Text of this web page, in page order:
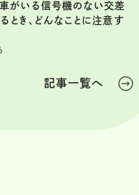
がいる信号機のない交差
とき、どんなことに注意す
記事一覧へ